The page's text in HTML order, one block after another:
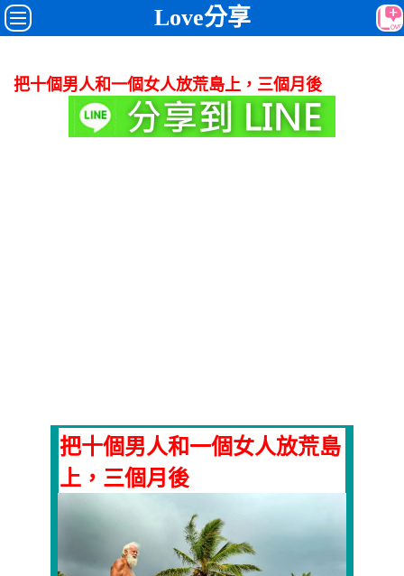
Love分享
把十個男人和一個女人放荒島上，三個月後
把十個男人和一個女人放荒島
上，三個月後